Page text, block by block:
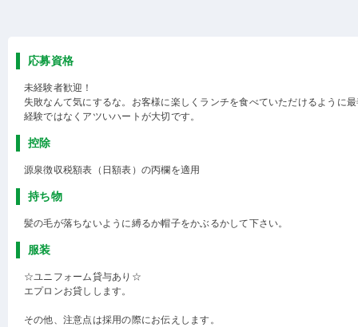
応募資格
未経験者歓迎！
失敗なんて気にするな。お客様に楽しくランチを食べていただけるように
経験ではなくアツいハートが大切です。
控除
源泉徴収税額表（日額表）の丙欄を適用
持ち物
髪の毛が落ちないように縛るか帽子をかぶるかして下さい。
服装
☆ユニフォーム貸与あり☆
エプロンお貸しします。
その他、注意点は採用の際にお伝えします。